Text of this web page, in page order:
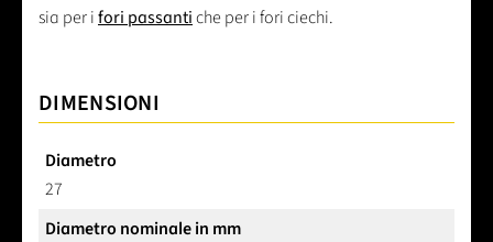
sia per ifori passantiche per i fori ciechi.
DIMENSIONI
Diametro
27
Diametro nominale in mm